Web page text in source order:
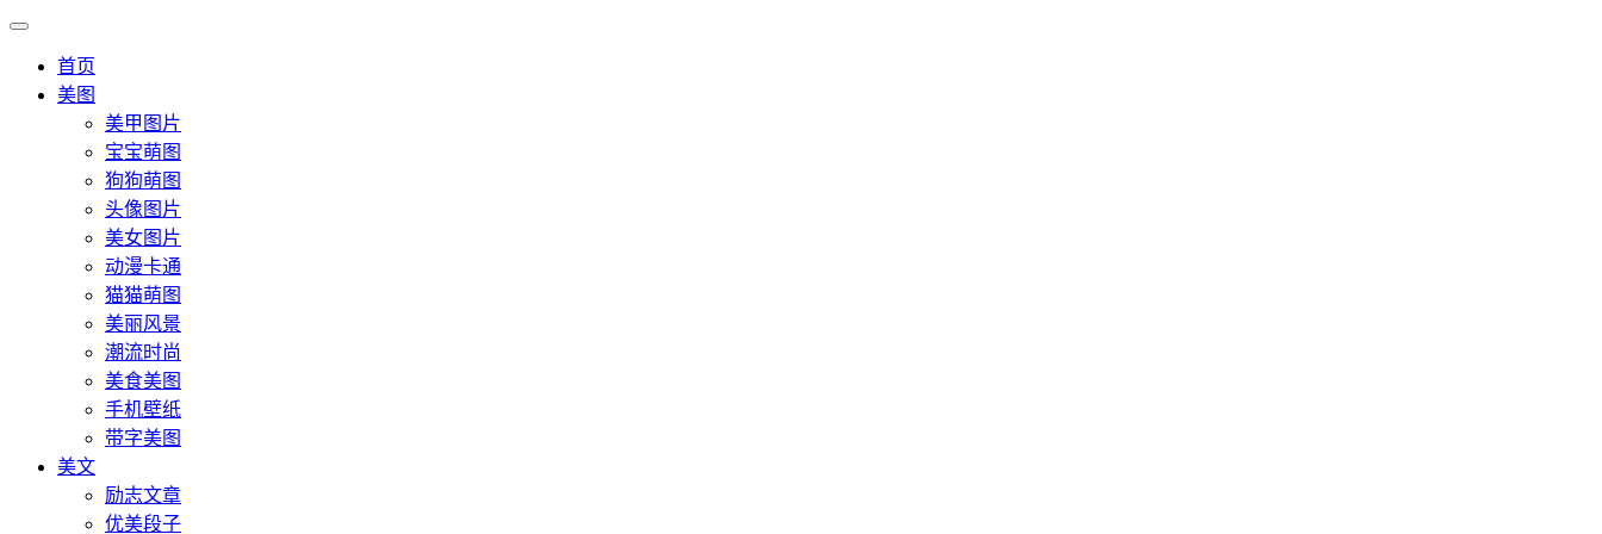
首页
美图
美甲图片
宝宝萌图
狗狗萌图
头像图片
美女图片
动漫卡通
猫猫萌图
美丽风景
潮流时尚
美食美图
手机壁纸
带字美图
美文
励志文章
优美段子